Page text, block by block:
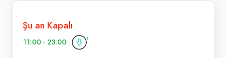
Şu an Kapalı
11:00 - 23:00